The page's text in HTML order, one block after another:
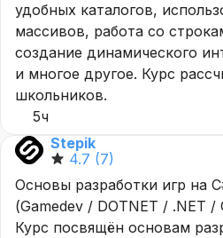
удобных каталогов,
массивов, работа со
создание динамического
и многое другое. Курс
школьников.
5ч
Stepik
4.7 (7)
Основы разработки игр на
(Gamedev / DOTNET / .NET /
Курс посвящён основам